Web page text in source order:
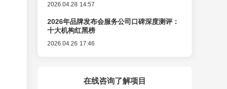
2026.04.28 14:57
2026年品牌发布会服务公司口碑深度测评：
十大机构红黑榜
2026.04.26 17:46
在线咨询了解项目